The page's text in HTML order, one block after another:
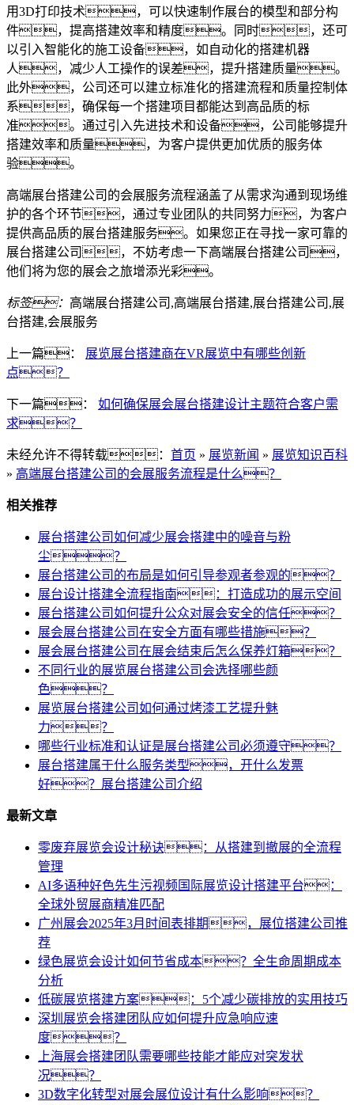
用3D打印技术，可以快速制作展台的模型和部分构
件，提高搭建效率和精度。同时，还可
以引入智能化的施工设备，如自动化的搭建机器
人，减少人工操作的误差，提升搭建质量。
此外，公司还可以建立标准化的搭建流程和质量控制体
系，确保每一个搭建项目都能达到高品质的标
准。通过引入先进技术和设备，公司能够提升
搭建效率和质量，为客户提供更加优质的服务体
验。
高端展台搭建公司的会展服务流程涵盖了从需求沟通到现场维
护的各个环节，通过专业团队的共同努力，为客户
提供高品质的展台搭建服务。如果您正在寻找一家可靠的
展台搭建公司，不妨考虑一下高端展台搭建公司，
他们将为您的展会之旅增添光彩。
标签： 高端展台搭建公司,高端展台搭建,展台搭建公司,展
台搭建,会展服务
上一篇： 展览展台搭建商在VR展览中有哪些创新
点？
下一篇： 如何确保展会展台搭建设计主题符合客户需
求？
未经允许不得转载： 首页 » 展览新闻 » 展览知识百科
» 高端展台搭建公司的会展服务流程是什么？
相关推荐
展台搭建公司如何减少展会搭建中的噪音与粉
尘？
展台搭建公司的布局是如何引导参观者参观的？
展台设计搭建全流程指南：打造成功的展示空间
展台搭建公司如何提升公众对展会安全的信任？
展会展台搭建公司在安全方面有哪些措施？
展会展台搭建公司在展会结束后怎么保养灯箱？
不同行业的展览展台搭建公司会选择哪些颜
色？
展览展台搭建公司如何通过烤漆工艺提升魅
力？
哪些行业标准和认证是展台搭建公司必须遵守？
展台搭建属于什么服务类型，开什么发票
好？展台搭建公司介绍
最新文章
零废弃展览会设计秘诀：从搭建到撤展的全流程
管理
AI多语种好色先生污视频国际展览设计搭建平台：
全球外贸展商精准匹配
广州展会2025年3月时间表排期，展位搭建公司推
荐
绿色展览会设计如何节省成本？全生命周期成本
分析
低碳展览搭建方案：5个减少碳排放的实用技巧
深圳展览会搭建团队应如何提升应急响应速
度？
上海展会搭建团队需要哪些技能才能应对突发状
况？
3D数字化转型对展会展位设计有什么影响？